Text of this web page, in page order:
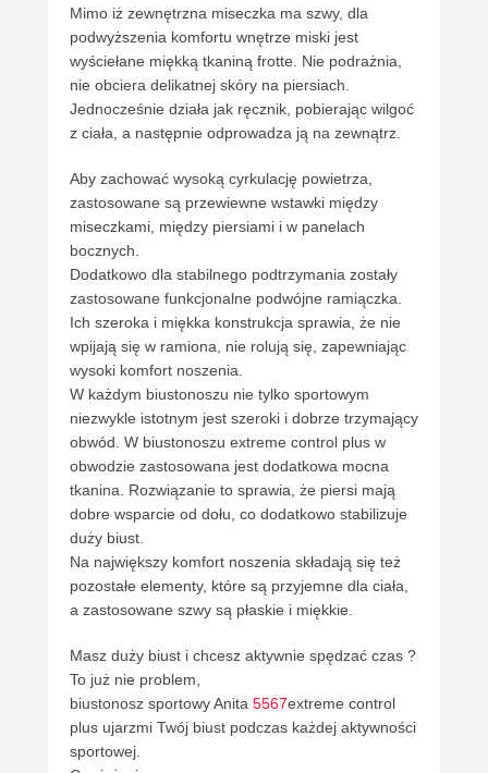
Mimo iż zewnętrzna miseczka ma szwy, dla
podwyższenia komfortu wnętrze miski jest
wyściełane miękką tkaniną frotte. Nie podrażnia,
nie obciera delikatnej skóry na piersiach.
Jednocześnie działa jak ręcznik, pobierając wilgoć
z ciała, a następnie odprowadza ją na zewnątrz.
Aby zachować wysoką cyrkulację powietrza,
zastosowane są przewiewne wstawki między
miseczkami, między piersiami i w panelach
bocznych.
Dodatkowo dla stabilnego podtrzymania zostały
zastosowane funkcjonalne podwójne ramiączka.
Ich szeroka i miękka konstrukcja sprawia, że nie
wpijają się w ramiona, nie rolują się, zapewniając
wysoki komfort noszenia.
W każdym biustonoszu nie tylko sportowym
niezwykle istotnym jest szeroki i dobrze trzymający
obwód. W biustonoszu extreme control plus w
obwodzie zastosowana jest dodatkowa mocna
tkanina. Rozwiązanie to sprawia, że piersi mają
dobre wsparcie od dołu, co dodatkowo stabilizuje
duży biust.
Na największy komfort noszenia składają się też
pozostałe elementy, które są przyjemne dla ciała,
a zastosowane szwy są płaskie i miękkie.
Masz duży biust i chcesz aktywnie spędzać czas ?
To już nie problem,
biustonosz sportowy Anita 5567extreme control
plus ujarzmi Twój biust podczas każdej aktywności
sportowej.